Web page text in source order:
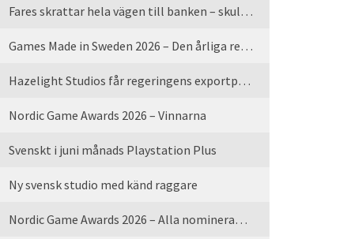
Fares skrattar hela vägen till banken – skulle vi tro
Games Made in Sweden 2026 – Den årliga rean är tillbaka
Hazelight Studios får regeringens exportpris 2025
Nordic Game Awards 2026 – Vinnarna
Svenskt i juni månads Playstation Plus
Ny svensk studio med känd raggare
Nordic Game Awards 2026 – Alla nominerade spel